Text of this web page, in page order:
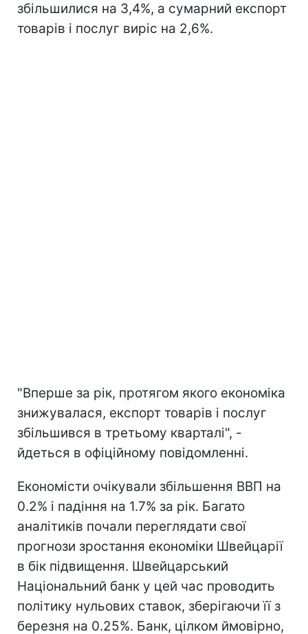
збільшилися на 3,4%, а сумарний експорт
товарів і послуг виріс на 2,6%.
"Вперше за рік, протягом якого економіка
знижувалася, експорт товарів і послуг
збільшився в третьому кварталі", -
йдеться в офіційному повідомленні.
Економісти очікували збільшення ВВП на
0.2% і падіння на 1.7% за рік. Багато
аналітиків почали переглядати свої
прогнози зростання економіки Швейцарії
в бік підвищення. Швейцарський
Національний банк у цей час проводить
політику нульових ставок, зберігаючи її з
березня на 0.25%. Банк, цілком ймовірно,